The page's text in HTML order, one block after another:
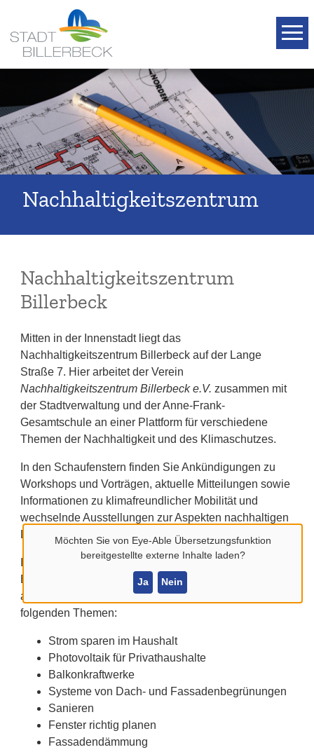
Möchten Sie von Eye-Able Übersetzungsfunktion
bereitgestellte externe Inhalte laden?
Ja Nein
Nachhaltigkeitszentrum
Nachhaltigkeitszentrum
Billerbeck
Mitten in der Innenstadt liegt das
Nachhaltigkeitszentrum Billerbeck auf der Lange
Straße 7. Hier arbeitet der Verein
Nachhaltigkeitszentrum Billerbeck e.V. zusammen mit
der Stadtverwaltung und der Anne-Frank-
Gesamtschule an einer Plattform für verschiedene
Themen der Nachhaltigkeit und des Klimaschutzes.
In den Schaufenstern finden Sie Ankündigungen zu
Workshops und Vorträgen, aktuelle Mitteilungen sowie
Informationen zu klimafreundlicher Mobilität und
wechselnde Ausstellungen zur Aspekten nachhaltigen
Lebens.
In unserem Zentrum finden Besucherinnen und
Besucher vielfältiges Informationsmaterial, unter
anderem auch Broschüren der Verbraucherzentrale, zu
folgenden Themen:
Strom sparen im Haushalt
Photovoltaik für Privathaushalte
Balkonkraftwerke
Systeme von Dach- und Fassadenbegrünungen
Sanieren
Fenster richtig planen
Fassadendämmung